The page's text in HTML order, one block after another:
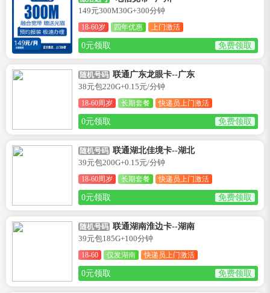
149元300M30G+300分钟
18-60岁 四年优惠 上门激活
0元领取 免费领取
随机号码 联通广东龙眼卡--广东
38元包220G+0.15元/分钟
18-60周岁 长期套餐 快递员上门激活
0元领取 免费领取
随机号码 联通湖北佳境卡--湖北
39元包200G+0.15元/分钟
18-60周岁 长期套餐 快递员上门激活
0元领取 免费领取
随机号码 联通湖南淮边卡--湖南
39元包185G+100分钟
18-60 仅发湖南 快递员上门激活
0元领取 免费领取